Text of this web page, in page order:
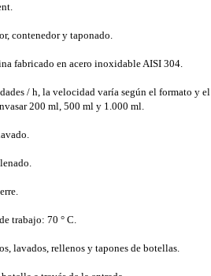
contenedor y taponado.
fabricado en acero inoxidable AISI 304.
/ h, la velocidad varía según el formato y el
200 ml, 500 ml y 1.000 ml.
trabajo: 70 ° C.
lavados, rellenos y tapones de botellas.